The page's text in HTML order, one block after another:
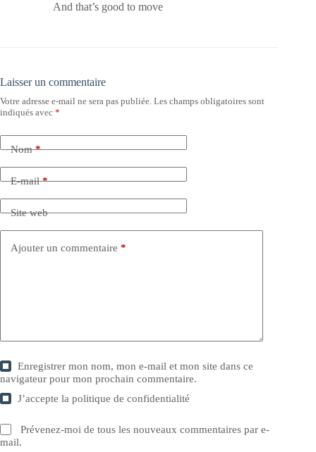
And that’s good to move
Laisser un commentaire
Votre adresse e-mail ne sera pas publiée. Les champs obligatoires sont
indiqués avec *
Nom*
E-mail*
Site web
Ajouter un commentaire *
Enregistrer mon nom, mon e-mail et mon site dans ce
navigateur pour mon prochain commentaire.
J’accepte lapolitique de confidentialité
Prévenez-moi de tous les nouveaux commentaires par e-
mail.